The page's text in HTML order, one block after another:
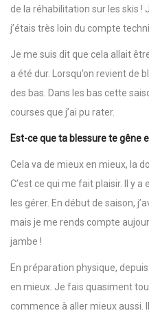
de la réhabilitation sur les skis !
j’étais très loin du compte
Je me suis dit que cela allait
a été dur. Lorsqu’on revient de
des bas. Dans les bas cette
courses que j’ai pu rater.
Est-ce que ta blessure te gêne
Cela va de mieux en mieux, la
C’est ce qui me fait plaisir. Il y a
les gérer. En début de saison,
mais je me rends compte
jambe !
En préparation physique,
en mieux. Je fais quasiment
commence à aller mieux aussi.